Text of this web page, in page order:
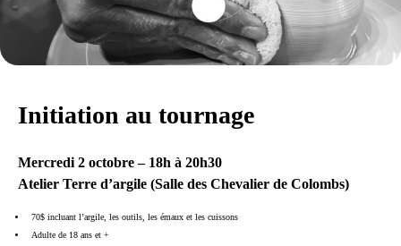
Initiation au tournage
Mercredi 2 octobre – 18h à 20h30
Atelier Terre d’argile (Salle des Chevalier de Colombs)
70$ incluant l’argile, les outils, les émaux et les cuissons
Adulte de 18 ans et +